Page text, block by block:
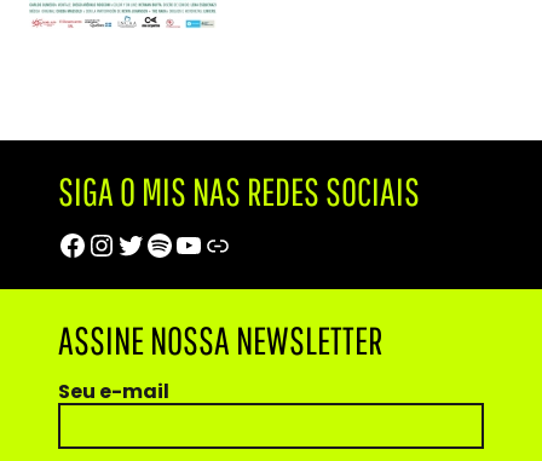
SIGA O MIS NAS REDES SOCIAIS
Facebook
Instagram
Twitter
Spotify
Youtube
Trip Advisor
ASSINE NOSSA NEWSLETTER
Seu e-mail